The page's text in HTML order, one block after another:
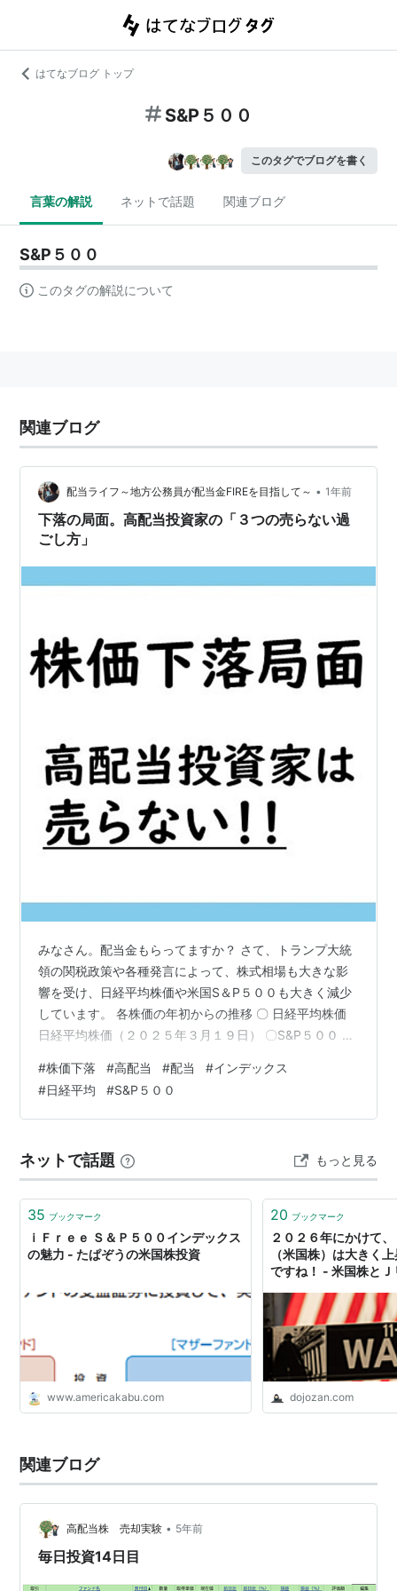
はてなブログ トップ
S&P５００
このタグでブログを書く
言葉の解説 ネットで話題 関連ブログ
S&P５００
このタグの解説について
関連ブログ
配当ライフ～地方公務員が配当金FIREを目指して～ • 1年前
下落の局面。高配当投資家の「３つの売らない過
ごし方」
みなさん。配当金もらってますか？ さて、トランプ大統
領の関税政策や各種発言によって、株式相場も大きな影
響を受け、日経平均株価や米国S＆P５００も大きく減少
しています。 各株価の年初からの推移 〇 日経平均株価
日経平均株価（２０２５年３月１９日） 〇S&P５００ S
せっかく新NISAで買った投資信託も含み益が減っていた
り、含み損になってしまい売却を考えられている人もい
るのではないでしょうか？ 売らない過ごし方その１ 株価
せん！ 株価とは上がったり、下がったりしつつ、将来的
には上昇を続けるとい…
#株価下落 #高配当 #配当 #インデックス
#日経平均 #S&P５００
ネットで話題 もっと見る
35 ブックマーク
ｉＦｒｅｅ Ｓ＆Ｐ５００インデックス
の魅力 - たぱぞうの米国株投資
www.americakabu.com
20 ブックマーク
２０２６年にかけて
（米国株）は大きく
ですね！ - 米国株と
dojozan.com
関連ブログ
高配当株 売却実験 • 5年前
毎日投資14日目